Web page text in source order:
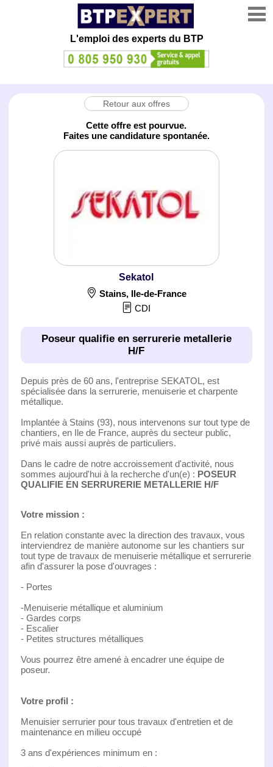
L'emploi des experts du BTP
Retour aux offres
Cette offre est pourvue.
Faites une candidature spontanée.
Sekatol
Stains, Ile-de-France
CDI
Poseur qualifie en serrurerie metallerie
H/F
Depuis près de 60 ans, l'entreprise SEKATOL, est
spécialisée dans la serrurerie, menuiserie et charpente
métallique.
Implantée à Stains (93), nous intervenons sur tout type de
chantiers, en Ile de France, auprès du secteur public,
privé mais aussi auprès de particuliers.
Dans le cadre de notre accroissement d'activité, nous
sommes aujourd'hui à la recherche d'un(e) : POSEUR
QUALIFIE EN SERRURERIE METALLERIE H/F
Votre mission :
En relation constante avec la direction des travaux, vous
interviendrez de manière autonome sur les chantiers sur
tout type de travaux de menuiserie métallique et serrurerie
afin d'assurer la pose d'ouvrages :
- Portes
-Menuiserie métallique et aluminium
- Gardes corps
- Escalier
- Petites structures métalliques
Vous pourrez être amené à encadrer une équipe de
poseur.
Votre profil :
Menuisier serrurier pour tous travaux d'entretien et de
maintenance en milieu occupé
3 ans d'expériences minimum en :